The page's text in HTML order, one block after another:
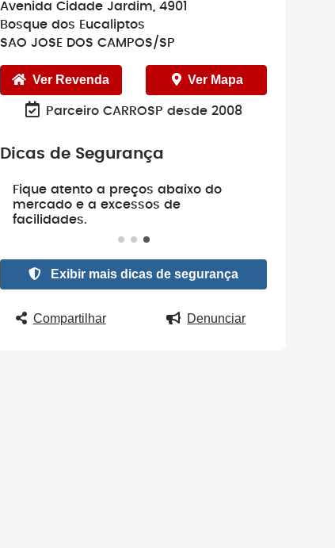
Avenida Cidade Jardim, 4901
Bosque dos Eucaliptos
SAO JOSE DOS CAMPOS/SP
Ver Revenda Ver Mapa
Parceiro CARROSP desde 2008
Dicas de Segurança
Fique atento a preços abaixo do
mercado e a excessos de
facilidades.
Exibir mais dicas de segurança
Compartilhar Denunciar